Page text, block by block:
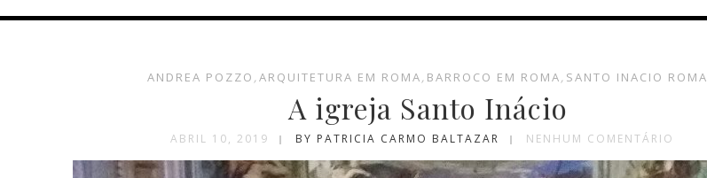
ANDREA POZZO , ARQUITETURA EM ROMA, BARROCO EM ROMA, SANTO INACIO ROMA
A igreja Santo Inácio
ABRIL 10, 2019 BY PATRICIA CARMO BALTAZAR NENHUM COMENTÁRIO